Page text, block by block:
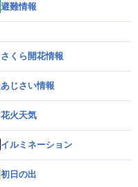
避難情報
さくら開花情報
あじさい情報
花火天気
イルミネーション
初日の出